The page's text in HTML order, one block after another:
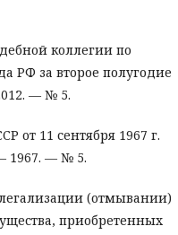
коллегии по
РФ за второе полугодие
— № 5.
от 11 сентября 1967 г.
1967. — № 5.
(отмывании)
приобретенных